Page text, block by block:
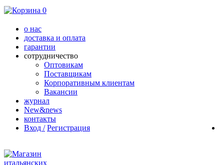
0
о нас
доставка и оплата
гарантии
сотрудничество
Оптовикам
Поставщикам
Корпоративным клиентам
Вакансии
журнал
New&news
контакты
Вход / Регистрация